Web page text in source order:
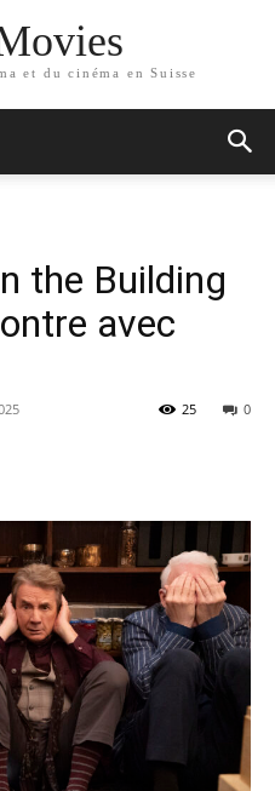
et du cinéma en Suisse
the Building
avec
0
25